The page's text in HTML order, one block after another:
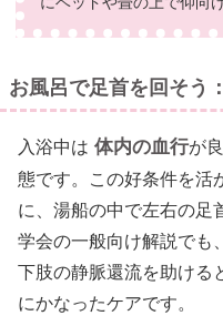
お風呂で足首を回そう
入浴中は 体内の血行が
態です。この好条件を活
に、湯船の中で左右の足
学会の一般向け解説でも
下肢の静脈還流を助ける
にかなったケアです。